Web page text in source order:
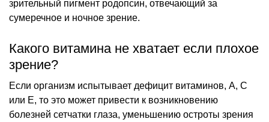
зрительный пигмент родопсин, отвечающий за
сумеречное и ночное зрение.
Какого витамина не хватает если плохое
зрение?
Если организм испытывает дефицит витаминов, А, С
или Е, то это может привести к возникновению
болезней сетчатки глаза, уменьшению остроты зрения